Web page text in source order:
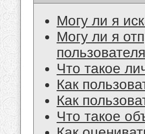
Могу ли я
Могу ли я
Что такое
Как
Как
Что такое